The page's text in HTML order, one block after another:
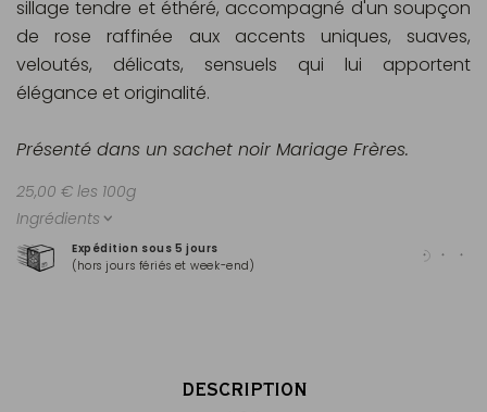
Expédition sous 5 jours
(hors jours fériés et week-end)
sillage tendre et éthéré, accompagné d'un soupçon
de rose raffinée aux accents uniques, suaves,
veloutés, délicats, sensuels qui lui apportent
élégance et originalité.
Présenté dans un sachet noir Mariage Frères.
25,00 € les 100g
Ingrédients
DESCRIPTION